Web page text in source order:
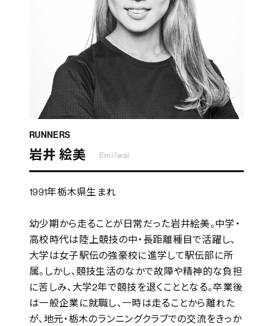
RUNNERS
岩井 絵美 Emi Iwai
1991年栃木県生まれ
幼少期から走ることが日常だった岩井絵美。中学・
高校時代は陸上競技の中・長距離種目で活躍し、
大学は女子駅伝の強豪校に進学して駅伝部に所
属。しかし、競技生活のなかで故障や精神的な負担
に苦しみ、大学2年で競技を退くこととなる。卒業後
は一般企業に就職し、一時は走ることから離れた
が、地元・栃木のランニングクラブでの交流をきっか